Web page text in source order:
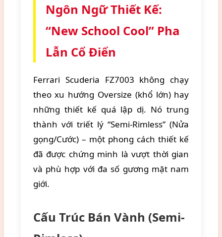
Ngôn Ngữ Thiết Kế:
“New School Cool” Pha
Lẫn Cổ Điển
Ferrari Scuderia FZ7003 không chạy
theo xu hướng Oversize (khổ lớn) hay
những thiết kế quá lập dị. Nó trung
thành với triết lý “Semi-Rimless” (Nửa
gọng/Cước) – một phong cách thiết kế
đã được chứng minh là vượt thời gian
và phù hợp với đa số gương mặt nam
giới.
Cấu Trúc Bán Vành (Semi-